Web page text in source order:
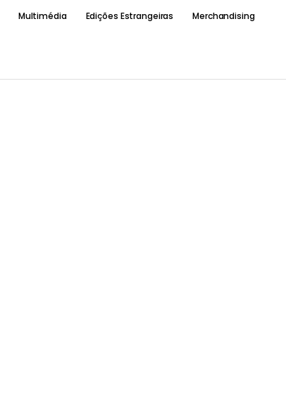
Multimédia Edições Estrangeiras Merchandising